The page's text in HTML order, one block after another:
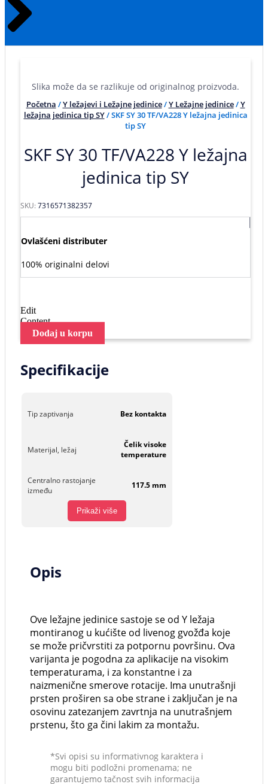
Slika može da se razlikuje od originalnog proizvoda.
Početna /Y ležajevi i Ležajne jedinice/Y Ležajne jedinice/Y
ležajna jedinica tip SY/ SKF SY 30 TF/VA228 Y ležajna jedinica
tip SY
SKF SY 30 TF/VA228 Y ležajna
jedinica tip SY
SKU:7316571382357
Ovlašćeni distributer
100% originalni delovi
Edit
Content
Dodaj u korpu
Specifikacije
Tip zaptivanja Bez kontakta
Materijal, ležaj
Čelik visoke
temperature
Centralno rastojanje
između
117.5 mm
Prikaži više
Opis
Ove ležajne jedinice sastoje se od Y ležaja
montiranog u kućište od livenog gvožđa koje
se može pričvrstiti za potpornu površinu. Ova
varijanta je pogodna za aplikacije na visokim
temperaturama, i za konstantne i za
naizmenične smerove rotacije. Ima unutrašnji
prsten proširen sa obe strane i zaključan je na
osovinu zatezanjem zavrtnja na unutrašnjem
prstenu, što ga čini lakim za montažu.
*Svi opisi su informativnog karaktera i
mogu biti podložni promenama; ne
garantujemo tačnost svih informacija